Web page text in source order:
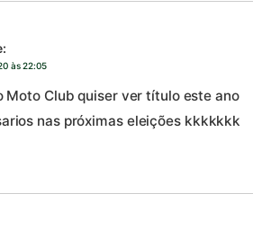
às 22:05
Moto Club quiser ver título este ano
nas próximas eleições kkkkkkk